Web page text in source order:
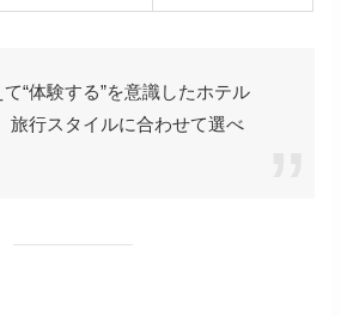
て“体験する”を意識したホテル
旅行スタイルに合わせて選べ